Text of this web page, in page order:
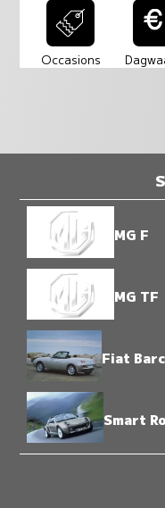
Occasions
MG F
MG TF
Fiat
Smart